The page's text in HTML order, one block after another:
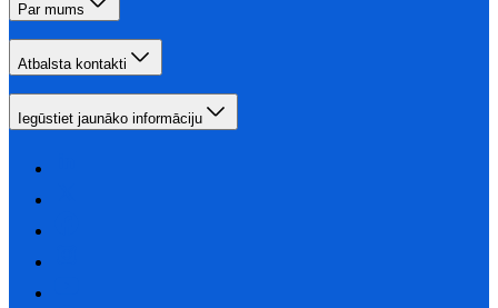
Par mums
Atbalsta kontakti
Iegūstiet jaunāko informāciju